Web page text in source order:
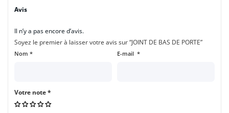
Avis
Il n’y a pas encore d’avis.
Soyez le premier à laisser votre avis sur “JOINT DE BAS DE PORTE”
Nom * E-mail *
Votre note*